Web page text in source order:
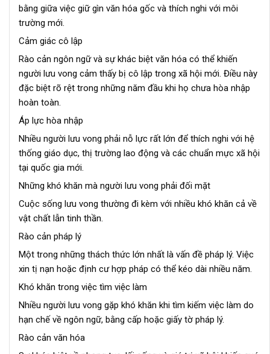
bằng giữa việc giữ gìn văn hóa gốc và thích nghi với môi
trường mới.
Cảm giác cô lập
Rào cản ngôn ngữ và sự khác biệt văn hóa có thể khiến
người lưu vong cảm thấy bị cô lập trong xã hội mới. Điều này
đặc biệt rõ rệt trong những năm đầu khi họ chưa hòa nhập
hoàn toàn.
Áp lực hòa nhập
Nhiều người lưu vong phải nỗ lực rất lớn để thích nghi với hệ
thống giáo dục, thị trường lao động và các chuẩn mực xã hội
tại quốc gia mới.
Những khó khăn mà người lưu vong phải đối mặt
Cuộc sống lưu vong thường đi kèm với nhiều khó khăn cả về
vật chất lẫn tinh thần.
Rào cản pháp lý
Một trong những thách thức lớn nhất là vấn đề pháp lý. Việc
xin tị nạn hoặc định cư hợp pháp có thể kéo dài nhiều năm.
Khó khăn trong việc tìm việc làm
Nhiều người lưu vong gặp khó khăn khi tìm kiếm việc làm do
hạn chế về ngôn ngữ, bằng cấp hoặc giấy tờ pháp lý.
Rào cản văn hóa